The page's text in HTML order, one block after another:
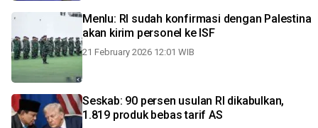
Menlu: RI sudah konfirmasi dengan Palestina
akan kirim personel ke ISF
21 February 2026 12:01 WIB
Seskab: 90 persen usulan RI dikabulkan,
1.819 produk bebas tarif AS